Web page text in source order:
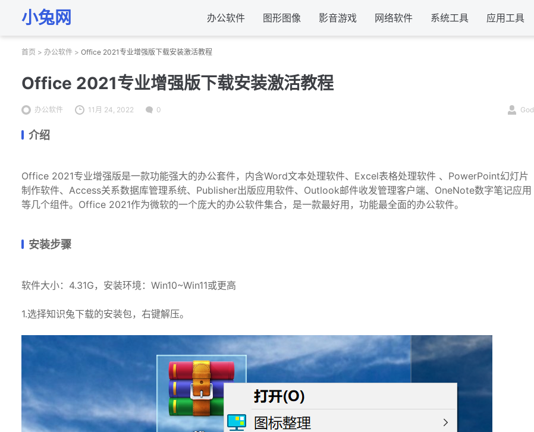
小兔网 办公软件 图形图像 影音游戏 网络软件 系统工具 应用工具
首页 > 办公软件 > Office 2021专业增强版下载安装激活教程
Office 2021专业增强版下载安装激活教程
办公软件 11月 24, 2022 0 God
介绍
Office 2021专业增强版是一款功能强大的办公套件，内含Word文本处理软件、Excel表格处理软件 、PowerPoint幻灯片
制作软件、Access关系数据库管理系统、Publisher出版应用软件、Outlook邮件收发管理客户端、OneNote数字笔记应用
等几个组件。Office 2021作为微软的一个庞大的办公软件集合，是一款最好用，功能最全面的办公软件。
安装步骤
软件大小：4.31G，安装环境：Win10~Win11或更高
1.选择知识兔下载的安装包，右键解压。